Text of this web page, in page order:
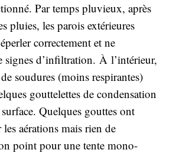
Par temps pluvieux, après
pluies, les parois extérieures
correctement et ne
signes d’infiltration. À l’intérieur,
soudures (moins respirantes)
gouttelettes de condensation
Quelques gouttes ont
les aérations mais rien de
point pour une tente mono-